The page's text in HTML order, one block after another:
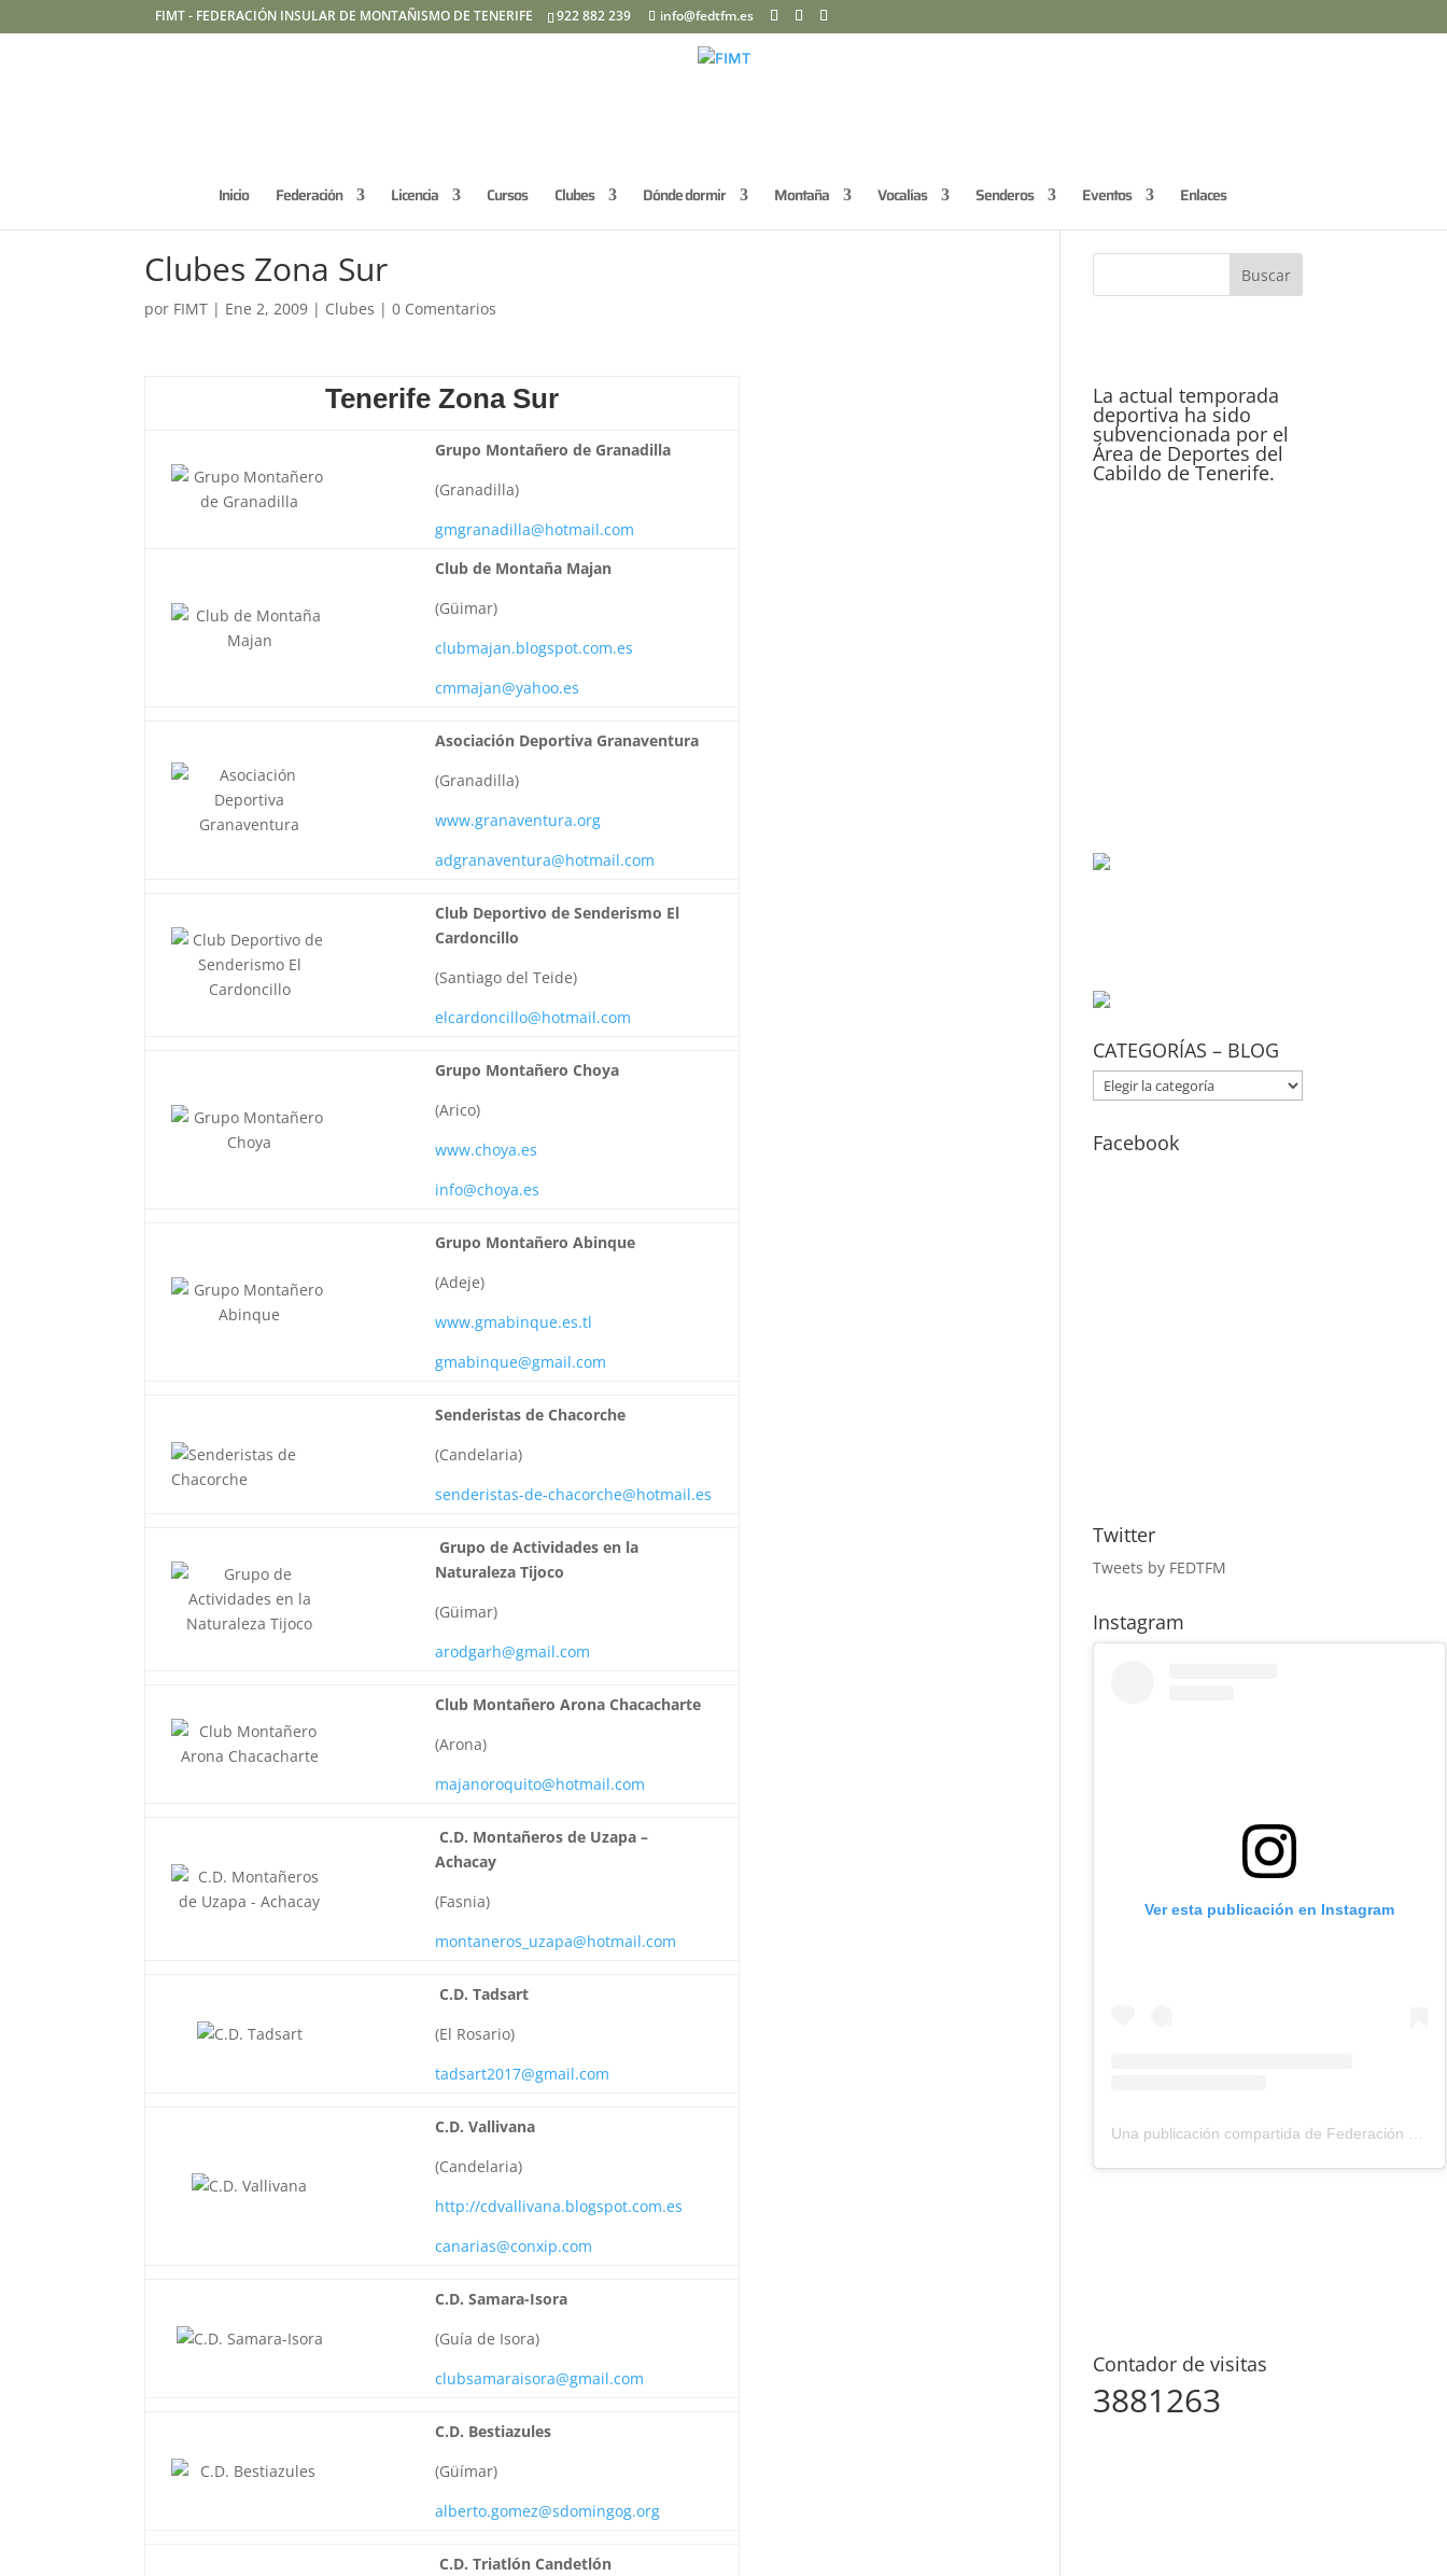
FIMT - FEDERACIÓN INSULAR DE MONTAÑISMO DE TENERIFE 922 882 239 info@fedtfm.es
Inicio Federación Licencia Cursos Clubes Dónde dormir Montaña Vocalías Senderos Eventos Enlaces
Clubes Zona Sur
por FIMT | Ene 2, 2009 | Clubes |0 Comentarios
Tenerife Zona Sur
Grupo Montañero de Granadilla
(Granadilla)
gmgranadilla@hotmail.com
Club de Montaña Majan
(Güimar)
clubmajan.blogspot.com.es
cmmajan@yahoo.es
Asociación Deportiva Granaventura
(Granadilla)
www.granaventura.org
adgranaventura@hotmail.com
Club Deportivo de Senderismo El
Cardoncillo
(Santiago del Teide)
elcardoncillo@hotmail.com
Grupo Montañero Choya
(Arico)
www.choya.es
info@choya.es
Grupo Montañero Abinque
(Adeje)
www.gmabinque.es.tl
gmabinque@gmail.com
Senderistas de Chacorche
(Candelaria)
senderistas-de-chacorche@hotmail.es
Grupo de Actividades en la
Naturaleza Tijoco
(Güimar)
arodgarh@gmail.com
Club Montañero Arona Chacacharte
(Arona)
majanoroquito@hotmail.com
C.D. Montañeros de Uzapa –
Achacay
(Fasnia)
montaneros_uzapa@hotmail.com
C.D. Tadsart
(El Rosario)
tadsart2017@gmail.com
C.D. Vallivana
(Candelaria)
http://cdvallivana.blogspot.com.es
canarias@conxip.com
C.D. Samara-Isora
(Guía de Isora)
clubsamaraisora@gmail.com
C.D. Bestiazules
(Güímar)
alberto.gomez@sdomingog.org
C.D. Triatlón Candetlón
La actual temporada
deportiva ha sido
subvencionada por el
Área de Deportes del
Cabildo de Tenerife.
CATEGORÍAS – BLOG
CATEGORÍAS
–
BLOG
Facebook
Twitter
Tweets by FEDTFM
Instagram
Ver esta publicación en Instagram
Contador de visitas
3881263